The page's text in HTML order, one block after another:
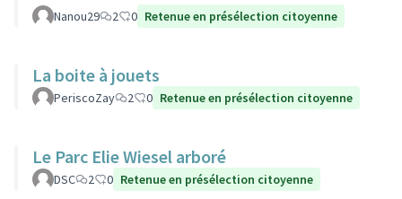
Nanou29 2 0 Retenue en présélection citoyenne
La boite à jouets
PeriscoZay 2 0 Retenue en présélection citoyenne
Le Parc Elie Wiesel arboré
DSC 2 0 Retenue en présélection citoyenne